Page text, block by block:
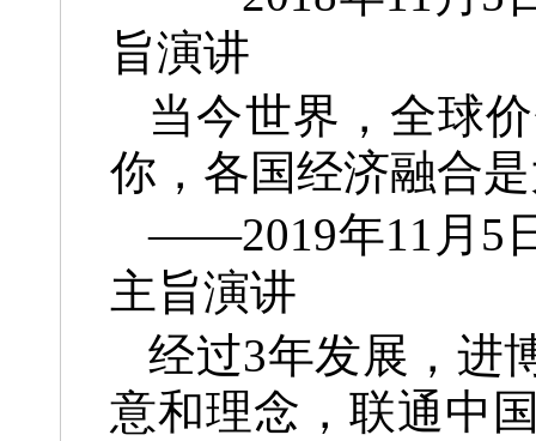
旨演讲
当今世界，全球
你，各国经济融合
——2019年11月5
主旨演讲
经过3年发展，进
意和理念，联通中